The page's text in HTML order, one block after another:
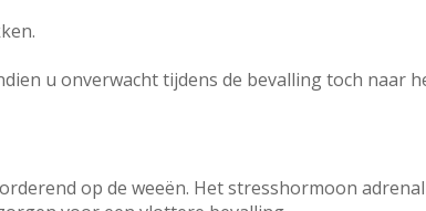
u onverwacht tijdens de bevalling toch naar
op de weeën. Het stresshormoon